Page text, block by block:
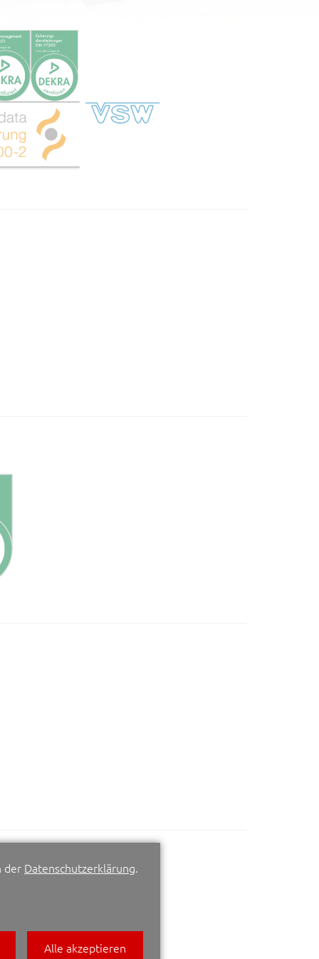
der Datenschutzerklärung.
Alle akzeptieren